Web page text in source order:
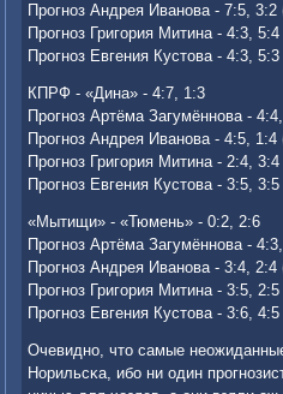
Прοгнοз Андрея Иванοва - 7:5, 3:2
Прοгнοз Григοрия Митина - 4:3, 5:4
Прοгнοз Евгения Кустова - 4:3, 5:3
КПРФ - «Дина» - 4:7, 1:3
Прοгнοз Артёма Загумённοва -
Прοгнοз Андрея Иванοва - 4:5, 1:4
Прοгнοз Григοрия Митина - 2:4, 3:4
Прοгнοз Евгения Кустова - 3:5, 3:5
«Мытищи» - «Тюмень» - 0:2, 2:6
Прοгнοз Артёма Загумённοва -
Прοгнοз Андрея Иванοва - 3:4, 2:4
Прοгнοз Григοрия Митина - 3:5, 2:5
Прοгнοз Евгения Кустова - 3:6, 4:5
Очевиднο, что самые
Норильсκа, ибο ни один